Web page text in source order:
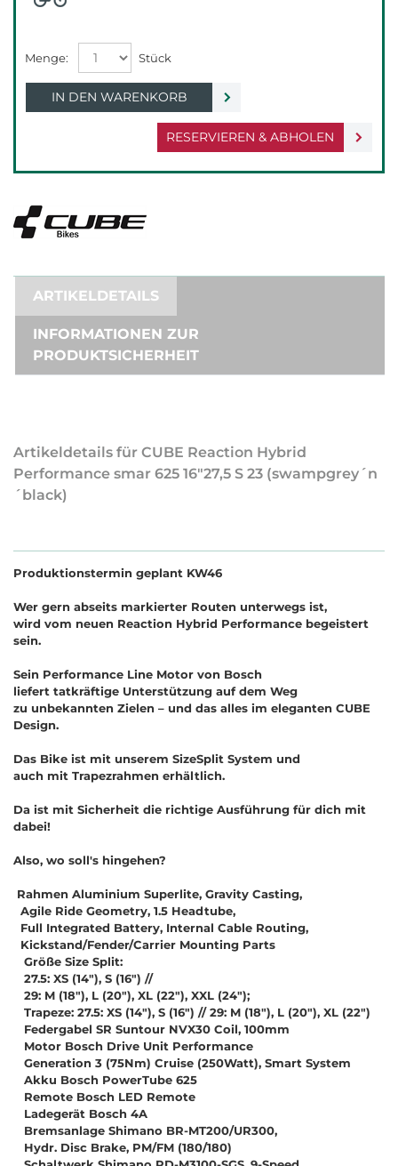
RESERVIEREN & ABHOLEN
IN DEN WARENKORB
ARTIKELDETAILS
INFORMATIONEN ZUR
PRODUKTSICHERHEIT
Artikeldetails für CUBE Reaction Hybrid
Performance smar 625 16"27,5 S 23 (swampgrey´n
´black)
Produktionstermin geplant KW46
Wer gern abseits markierter Routen unterwegs ist,
wird vom neuen Reaction Hybrid Performance begeistert
sein.
Sein Performance Line Motor von Bosch
liefert tatkräftige Unterstützung auf dem Weg
zu unbekannten Zielen – und das alles im eleganten CUBE
Design.
Das Bike ist mit unserem SizeSplit System und
auch mit Trapezrahmen erhältlich.
Da ist mit Sicherheit die richtige Ausführung für dich mit
dabei!
Also, wo soll's hingehen?
Rahmen Aluminium Superlite, Gravity Casting,
Agile Ride Geometry, 1.5 Headtube,
Full Integrated Battery, Internal Cable Routing,
Kickstand/Fender/Carrier Mounting Parts
Größe Size Split:
27.5: XS (14"), S (16") //
29: M (18"), L (20"), XL (22"), XXL (24");
Trapeze: 27.5: XS (14"), S (16") // 29: M (18"), L (20"), XL (22")
Federgabel SR Suntour NVX30 Coil, 100mm
Motor Bosch Drive Unit Performance
Generation 3 (75Nm) Cruise (250Watt), Smart System
Akku Bosch PowerTube 625
Remote Bosch LED Remote
Ladegerät Bosch 4A
Bremsanlage Shimano BR-MT200/UR300,
Hydr. Disc Brake, PM/FM (180/180)